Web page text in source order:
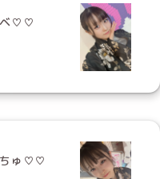
ベ♡♡
ちゅ♡♡